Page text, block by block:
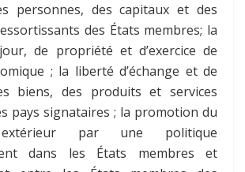
personnes, des capitaux et des
des États membres; la
de propriété et d’exercice de
; la liberté d’échange et de
biens, des produits et services
pays signataires ; la promotion du
extérieur par une politique
dans les États membres et